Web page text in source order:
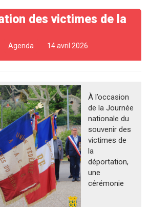
des victimes de la
Agenda 14 avril 2026
À l’occasion
de la Journée
nationale du
souvenir des
victimes de
la
déportation,
une
cérémonie